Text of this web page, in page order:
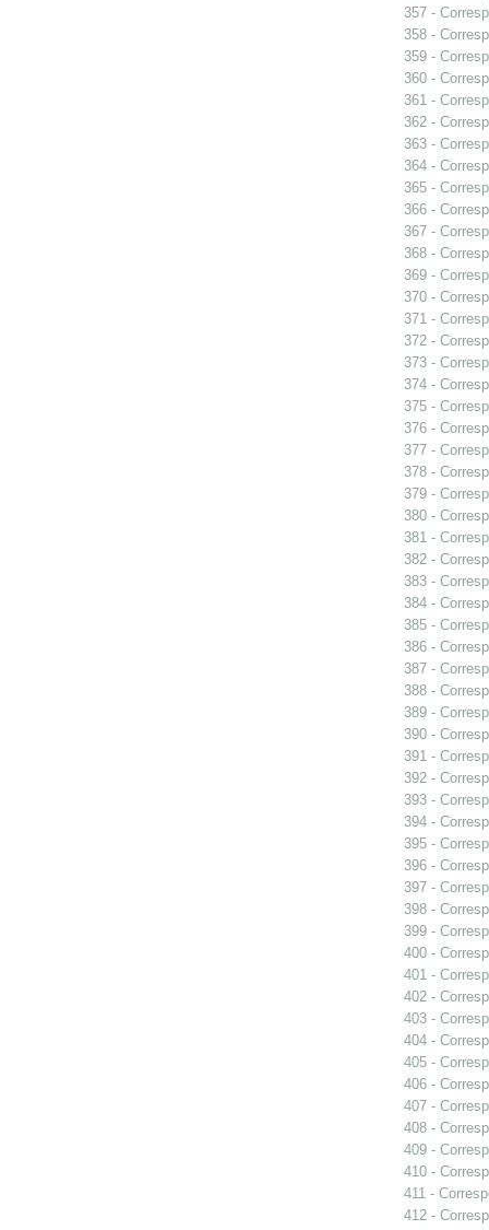
357 -
358 -
359 -
360 -
361 -
362 -
363 -
364 -
365 -
366 -
367 -
368 -
369 -
370 -
371 -
372 -
373 -
374 -
375 -
376 -
377 -
378 -
379 -
380 -
381 -
382 -
383 -
384 -
385 -
386 -
387 -
388 -
389 -
390 -
391 -
392 -
393 -
394 -
395 -
396 -
397 -
398 -
399 -
400 -
401 -
402 -
403 -
404 -
405 -
406 -
407 -
408 -
409 -
410 -
411 -
412 -